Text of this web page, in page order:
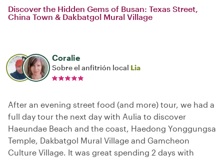
Discover the Hidden Gems of Busan: Texas Street,
China Town & Dakbatgol Mural Village
Coralie
Sobre el anfitrión local Lia
After an evening street food (and more) tour, we had a
full day tour the next day with Aulia to discover
Haeundae Beach and the coast, Haedong Yonggungsa
Temple, Dakbatgol Mural Village and Gamcheon
Culture Village. It was great spending 2 days with